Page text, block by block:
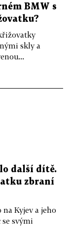
BMW s
skly a
další dítě.
zbraní
Kyjev a jeho
svými